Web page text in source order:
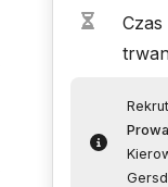
Czas